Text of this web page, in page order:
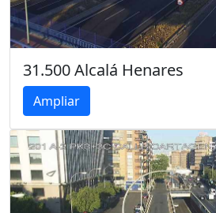
31.500 Alcalá Henares
Ampliar